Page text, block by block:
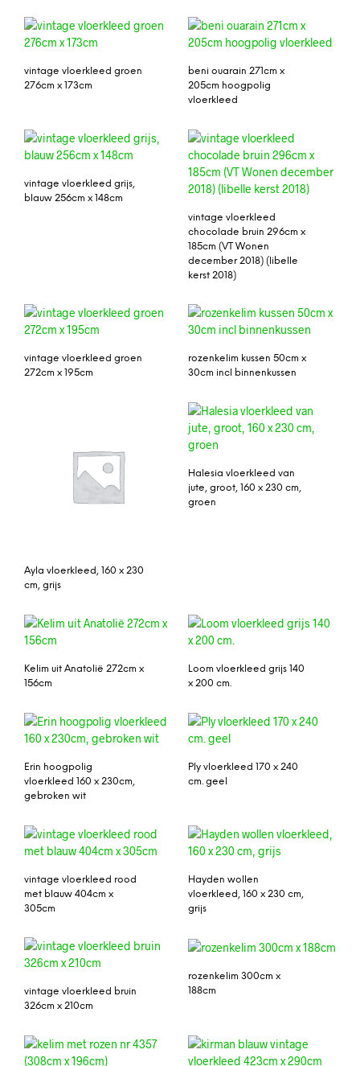
vintage vloerkleed groen
276cm x 173cm
beni ouarain 271cm x
205cm hoogpolig
vloerkleed
vintage vloerkleed grijs,
blauw 256cm x 148cm
vintage vloerkleed
chocolade bruin 296cm x
185cm (VT Wonen
december 2018) (libelle
kerst 2018)
vintage vloerkleed groen
272cm x 195cm
rozenkelim kussen 50cm x
30cm incl binnenkussen
Ayla vloerkleed, 160 x 230
cm, grijs
Halesia vloerkleed van
jute, groot, 160 x 230 cm,
groen
Kelim uit Anatolië 272cm x
156cm
Loom vloerkleed grijs 140
x 200 cm.
Erin hoogpolig
vloerkleed 160 x 230cm,
gebroken wit
Ply vloerkleed 170 x 240
cm. geel
vintage vloerkleed rood
met blauw 404cm x
305cm
Hayden wollen
vloerkleed, 160 x 230 cm,
grijs
vintage vloerkleed bruin
326cm x 210cm
rozenkelim 300cm x
188cm